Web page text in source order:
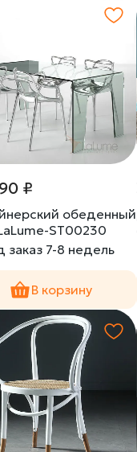
₽
обеденный
ST00230
заказ 7-8 недель
В корзину